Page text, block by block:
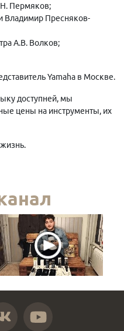
Н. Пермяков;
Владимир Пресняков-
А.В. Волков;
Yamaha в Москве.
доступней, мы
цены на инструменты, их